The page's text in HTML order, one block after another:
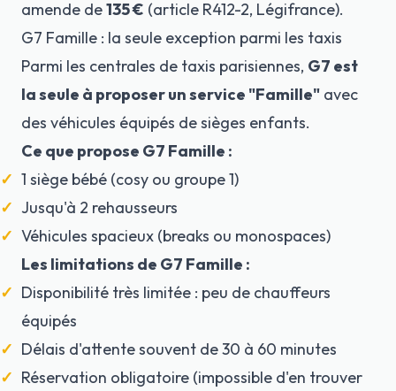
amende de135 € (article R412-2, Légifrance).
G7 Famille : la seule exception parmi les taxis
Parmi les centrales de taxis parisiennes, G7 est
la seule à proposer un service "Famille" avec
des véhicules équipés de sièges enfants.
Ce que propose G7 Famille :
1 siège bébé (cosy ou groupe 1)
Jusqu'à 2 rehausseurs
Véhicules spacieux (breaks ou monospaces)
Les limitations de G7 Famille :
Disponibilité très limitée : peu de chauffeurs
équipés
Délais d'attente souvent de 30 à 60 minutes
Réservation obligatoire (impossible d'en trouver